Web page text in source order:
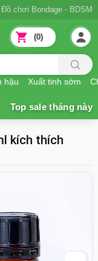
Quần dương vật đeo Đồ
hậu Xuất tinh sớm
(0)
kích thích